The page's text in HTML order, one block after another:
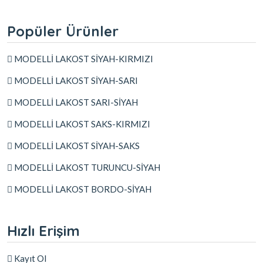
Popüler Ürünler
MODELLİ LAKOST SİYAH-KIRMIZI
MODELLİ LAKOST SİYAH-SARI
MODELLİ LAKOST SARI-SİYAH
MODELLİ LAKOST SAKS-KIRMIZI
MODELLİ LAKOST SİYAH-SAKS
MODELLİ LAKOST TURUNCU-SİYAH
MODELLİ LAKOST BORDO-SİYAH
Hızlı Erişim
Kayıt Ol